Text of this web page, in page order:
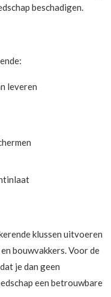
beschadigen.
leveren
klussen uitvoeren
bouwvakkers. Voor de
je dan geen
een betrouwbare